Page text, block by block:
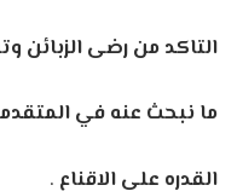
الزبائنوتلبيه
في المتقدمين:
الاقناع.